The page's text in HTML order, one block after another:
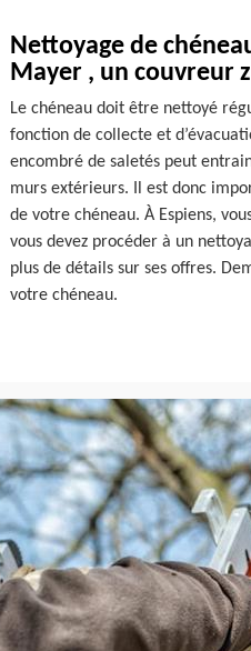
Nettoyage de
Mayer , un couvreur
Le chéneau doit être nettoyé
fonction de collecte et
encombré de saletés peut
murs extérieurs. Il est donc
de votre chéneau. À Espiens,
vous devez procéder à un
plus de détails sur ses offres.
votre chéneau.